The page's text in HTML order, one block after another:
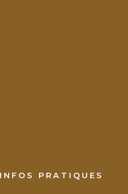
INFOS PRATIQUES